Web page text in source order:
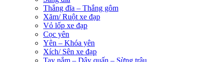
Thắng đĩa – Thắng gôm
Xăm/ Ruột xe đạp
Vỏ lốp xe đạp
Cọc yên
Yên – Khóa yên
Xích/ Sên xe đạp
Tay nắm – Dây quấn – Sừng trâu